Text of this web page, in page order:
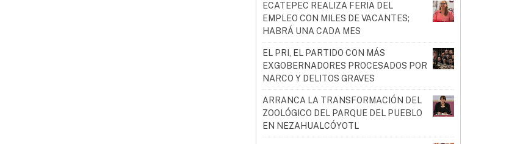
ECATEPEC REALIZA FERIA DEL
EMPLEO CON MILES DE VACANTES;
HABRÁ UNA CADA MES
EL PRI, EL PARTIDO CON MÁS
EXGOBERNADORES PROCESADOS POR
NARCO Y DELITOS GRAVES
ARRANCA LA TRANSFORMACIÓN DEL
ZOOLÓGICO DEL PARQUE DEL PUEBLO
EN NEZAHUALCÓYOTL